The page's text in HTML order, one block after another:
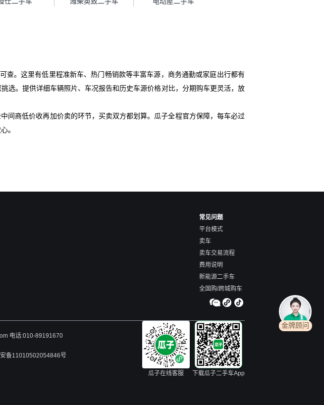
查。这里有低里程准新车、热门畅销款等丰富车源，商务通勤或家庭出行都有
选。提供详细车辆照片、车况报告和历史车源价格对比，分期购车更灵活，放
间商低价收再加价卖的环节，买卖双方都划算。瓜子全程官方保障，每车必过
。
常见问题
平台模式
卖车
卖车交易流程
费用说明
新能源二手车
全国购/跨城购车
电话:010-89191670
备11010502054846号
瓜子在线客服 下载瓜子二手车App
金牌顾问